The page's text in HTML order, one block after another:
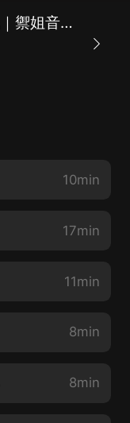
催眠冥想：輕鬆入眠｜禦姐音療愈
10min
17min
11min
8min
8min